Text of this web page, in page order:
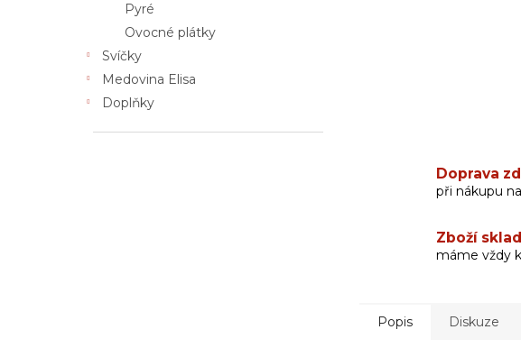
Pyré
Ovocné plátky
Svíčky
Medovina Elisa
Doplňky
Doprava
při nákupu
Zboží
máme vždy
Popis Diskuze